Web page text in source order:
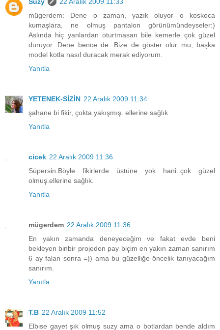
Suzy
22 Aralık 2009 11:33
mügerdem: Dene o zaman, yazık oluyor o koskoca
kumaşlara, ne olmuş pantalon görünümündeyseler:)
Aslında hiç yanlardan oturtmasan bile kemerle çok güzel
duruyor. Dene bence de. Bize de göster olur mu, başka
model kotla nasıl duracak merak ediyorum.
Yanıtla
YETENEK-SİZİN 22 Aralık 2009 11:34
şahane bi fikir, çokta yakışmış. ellerine sağlık
Yanıtla
cicek 22 Aralık 2009 11:36
Süpersin.Böyle fikirlerde üstüne yok hani..çok güzel
olmuş.ellerine sağlık.
Yanıtla
mügerdem 22 Aralık 2009 11:36
En yakın zamanda deneyeceğim ve fakat evde beni
bekleyen binbir projeden pay biçim en yakın zaman sanırım
6 ay falan sonra =)) ama bu güzelliğe öncelik tanıyacağım
sanırım.
Yanıtla
T.B 22 Aralık 2009 11:52
Elbise gayet şık olmuş suzy ama o botlardan bende aldım